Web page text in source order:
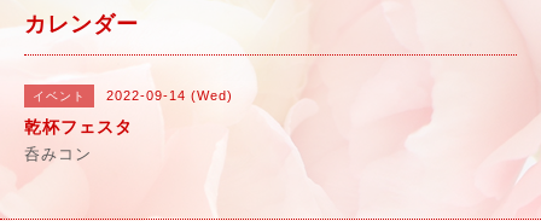
カレンダー
イベント 2022-09-14 (Wed)
乾杯フェスタ
呑みコン